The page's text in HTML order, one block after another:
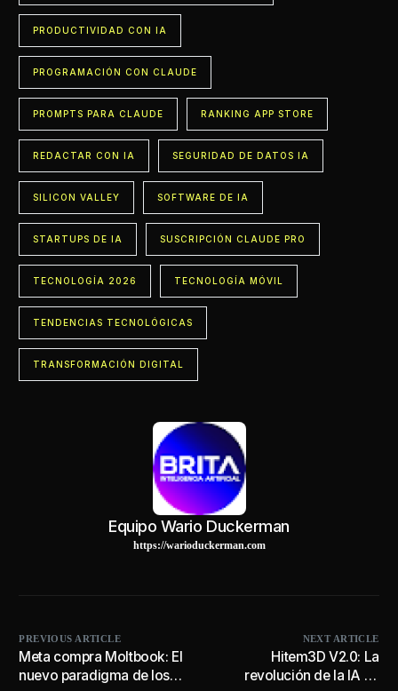
PRODUCTIVIDAD CON IA
PROGRAMACIÓN CON CLAUDE
PROMPTS PARA CLAUDE RANKING APP STORE
REDACTAR CON IA SEGURIDAD DE DATOS IA
SILICON VALLEY SOFTWARE DE IA
STARTUPS DE IA SUSCRIPCIÓN CLAUDE PRO
TECNOLOGÍA 2026 TECNOLOGÍA MÓVIL
TENDENCIAS TECNOLÓGICAS
TRANSFORMACIÓN DIGITAL
Equipo Wario Duckerman
https://warioduckerman.com
PREVIOUS ARTICLE
Meta compra Moltbook: El
nuevo paradigma de los
NEXT ARTICLE
Hitem3D V2.0: La
revolución de la IA en